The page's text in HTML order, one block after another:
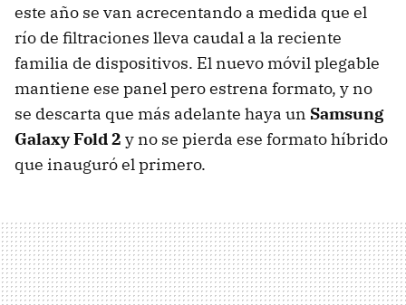
este año se van acrecentando a medida que el
río de filtraciones lleva caudal a la reciente
familia de dispositivos. El nuevo móvil plegable
mantiene ese panel pero estrena formato, y no
se descarta que más adelante haya un Samsung
Galaxy Fold 2 y no se pierda ese formato híbrido
que inauguró el primero.